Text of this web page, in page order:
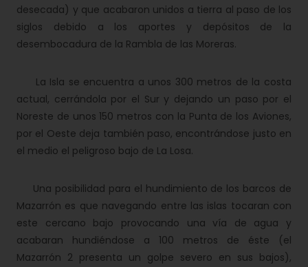
desecada) y que acabaron unidos a tierra al paso de los
siglos debido a los aportes y depósitos de la
desembocadura de la Rambla de las Moreras.
La Isla se encuentra a unos 300 metros de la costa
actual, cerrándola por el Sur y dejando un paso por el
Noreste de unos 150 metros con la Punta de los Aviones,
por el Oeste deja también paso, encontrándose justo en
el medio el peligroso bajo de La Losa.
Una posibilidad para el hundimiento de los barcos de
Mazarrón es que navegando entre las islas tocaran con
este cercano bajo provocando una vía de agua y
acabaran hundiéndose a 100 metros de éste (el
Mazarrón 2 presenta un golpe severo en sus bajos),